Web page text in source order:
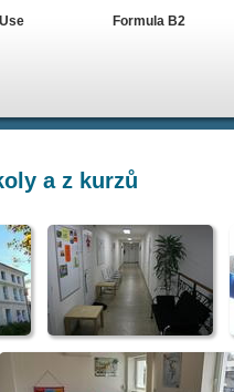
Formula B2
a z kurzů